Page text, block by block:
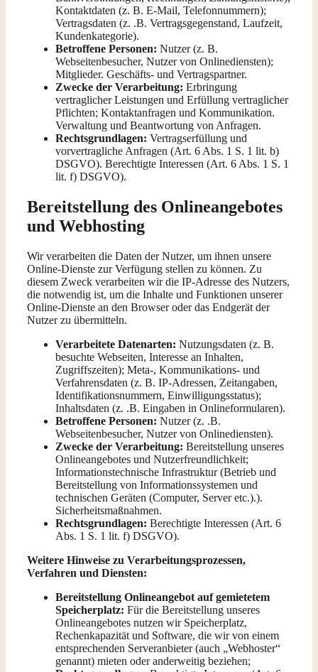
Kontaktdaten (z. B. E-Mail, Telefonnummern);
Vertragsdaten (z. .B. Vertragsgegenstand, Laufzeit,
Kundenkategorie).
Betroffene Personen: Nutzer (z. B.
Webseitenbesucher, Nutzer von Onlinediensten);
Mitglieder. Geschäfts- und Vertragspartner.
Zwecke der Verarbeitung: Erbringung
vertraglicher Leistungen und Erfüllung vertraglicher
Pflichten; Kontaktanfragen und Kommunikation.
Verwaltung und Beantwortung von Anfragen.
Rechtsgrundlagen: Vertragserfüllung und
vorvertragliche Anfragen (Art. 6 Abs. 1 S. 1 lit. b)
DSGVO). Berechtigte Interessen (Art. 6 Abs. 1 S. 1
lit. f) DSGVO).
Bereitstellung des Onlineangebotes
und Webhosting
Wir verarbeiten die Daten der Nutzer, um ihnen unsere
Online-Dienste zur Verfügung stellen zu können. Zu
diesem Zweck verarbeiten wir die IP-Adresse des Nutzers,
die notwendig ist, um die Inhalte und Funktionen unserer
Online-Dienste an den Browser oder das Endgerät der
Nutzer zu übermitteln.
Verarbeitete Datenarten: Nutzungsdaten (z. B.
besuchte Webseiten, Interesse an Inhalten,
Zugriffszeiten); Meta-, Kommunikations- und
Verfahrensdaten (z. B. IP-Adressen, Zeitangaben,
Identifikationsnummern, Einwilligungsstatus);
Inhaltsdaten (z. .B. Eingaben in Onlineformularen).
Betroffene Personen: Nutzer (z. .B.
Webseitenbesucher, Nutzer von Onlinediensten).
Zwecke der Verarbeitung: Bereitstellung unseres
Onlineangebotes und Nutzerfreundlichkeit;
Informationstechnische Infrastruktur (Betrieb und
Bereitstellung von Informationssystemen und
technischen Geräten (Computer, Server etc.).).
Sicherheitsmaßnahmen.
Rechtsgrundlagen: Berechtigte Interessen (Art. 6
Abs. 1 S. 1 lit. f) DSGVO).
Weitere Hinweise zu Verarbeitungsprozessen,
Verfahren und Diensten:
Bereitstellung Onlineangebot auf gemietetem
Speicherplatz: Für die Bereitstellung unseres
Onlineangebotes nutzen wir Speicherplatz,
Rechenkapazität und Software, die wir von einem
entsprechenden Serveranbieter (auch „Webhoster“
genannt) mieten oder anderweitig beziehen;